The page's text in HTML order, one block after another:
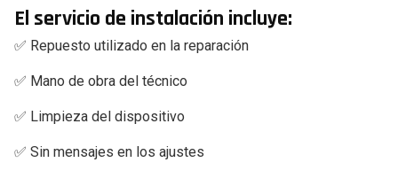
El servicio de instalación incluye:
✅ Repuesto utilizado en la reparación
✅ Mano de obra del técnico
✅ Limpieza del dispositivo
✅ Sin mensajes en los ajustes